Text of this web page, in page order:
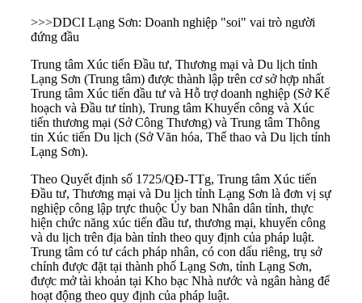
>>>DDCI Lạng Sơn: Doanh nghiệp "soi" vai trò người
đứng đầu
Trung tâm Xúc tiến Đầu tư, Thương mại và Du lịch tỉnh
Lạng Sơn (Trung tâm) được thành lập trên cơ sở hợp nhất
Trung tâm Xúc tiến đầu tư và Hỗ trợ doanh nghiệp (Sở Kế
hoạch và Đầu tư tỉnh), Trung tâm Khuyến công và Xúc
tiến thương mại (Sở Công Thương) và Trung tâm Thông
tin Xúc tiến Du lịch (Sở Văn hóa, Thể thao và Du lịch tỉnh
Lạng Sơn).
Theo Quyết định số 1725/QĐ-TTg, Trung tâm Xúc tiến
Đầu tư, Thương mại và Du lịch tỉnh Lạng Sơn là đơn vị sự
nghiệp công lập trực thuộc Ủy ban Nhân dân tỉnh, thực
hiện chức năng xúc tiến đầu tư, thương mại, khuyến công
và du lịch trên địa bàn tỉnh theo quy định của pháp luật.
Trung tâm có tư cách pháp nhân, có con dấu riêng, trụ sở
chính được đặt tại thành phố Lạng Sơn, tỉnh Lạng Sơn,
được mở tài khoản tại Kho bạc Nhà nước và ngân hàng để
hoạt động theo quy định của pháp luật.